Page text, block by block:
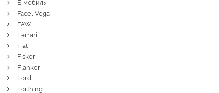
Ё-мобиль
Facel Vega
FAW
Ferrari
Fiat
Fisker
Flanker
Ford
Forthing